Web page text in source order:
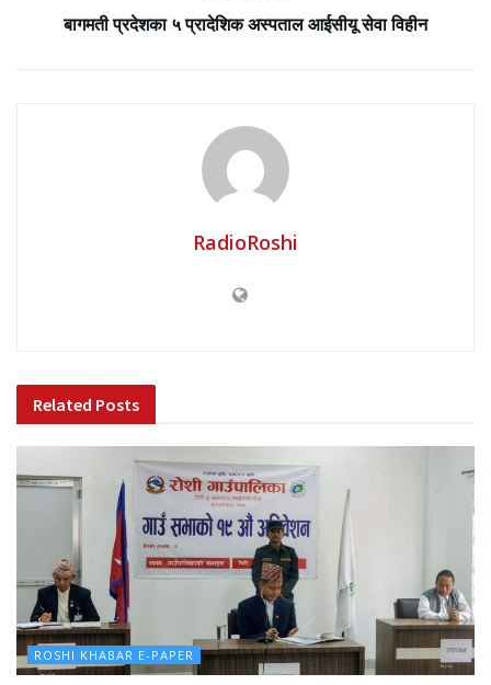
बागमती प्रदेशका ५ प्रादेशिक अस्पताल आईसीयू सेवा विहीन
RadioRoshi
Related Posts
ROSHI KHABAR E-PAPER